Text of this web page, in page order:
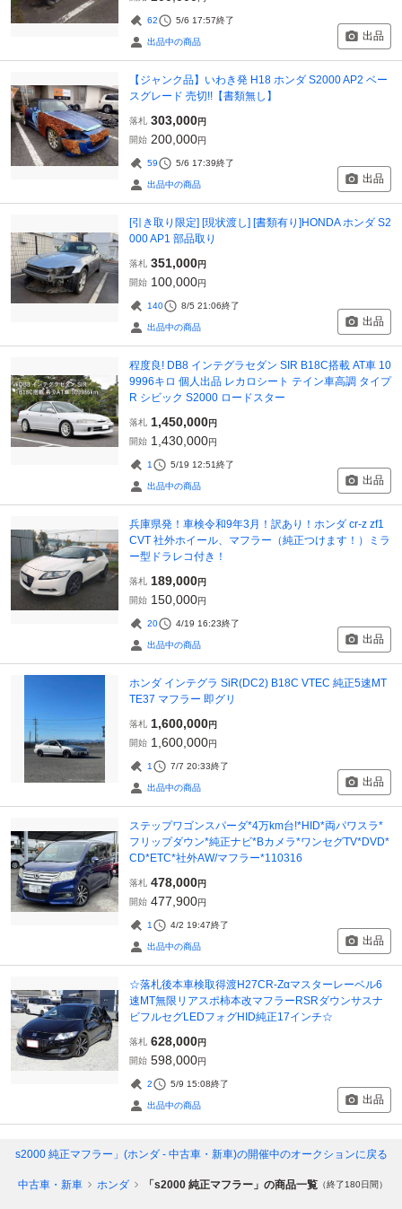
62 5/6 17:57終了
出品中の商品 出品
【ジャンク品】いわき発 H18 ホンダ S2000 AP2 ベー
スグレード 売切!!【書類無し】
落札 303,000円
開始 200,000円
59 5/6 17:39終了
出品中の商品 出品
[引き取り限定] [現状渡し] [書類有り]HONDA ホンダ S2
000 AP1 部品取り
落札 351,000円
開始 100,000円
140 8/5 21:06終了
出品中の商品 出品
程度良! DB8 インテグラセダン SIR B18C搭載 AT車 10
9996キロ 個人出品 レカロシート テイン車高調 タイプ
R シビック S2000 ロードスター
落札 1,450,000円
開始 1,430,000円
1 5/19 12:51終了
出品中の商品 出品
兵庫県発！車検令和9年3月！訳あり！ホンダ cr-z zf1
CVT 社外ホイール、マフラー（純正つけます！）ミラ
ー型ドラレコ付き！
落札 189,000円
開始 150,000円
20 4/19 16:23終了
出品中の商品 出品
ホンダ インテグラ SiR(DC2) B18C VTEC 純正5速MT
TE37 マフラー 即グリ
落札 1,600,000円
開始 1,600,000円
1 7/7 20:33終了
出品中の商品 出品
ステップワゴンスパーダ*4万km台!*HID*両パワスラ*
フリップダウン*純正ナビ*Bカメラ*ワンセグTV*DVD*
CD*ETC*社外AW/マフラー*110316
落札 478,000円
開始 477,900円
1 4/2 19:47終了
出品中の商品 出品
☆落札後本車検取得渡H27CR-Zαマスターレーベル6
速MT無限リアスポ柿本改マフラーRSRダウンサスナ
ビフルセグLEDフォグHID純正17インチ☆
落札 628,000円
開始 598,000円
2 5/9 15:08終了
出品中の商品 出品
「s2000 純正マフラー」(ホンダ - 中古車・新車)の開催中のオークションに戻る
中古車・新車 ホンダ 「s2000 純正マフラー」の商品一覧 （終了180日間）